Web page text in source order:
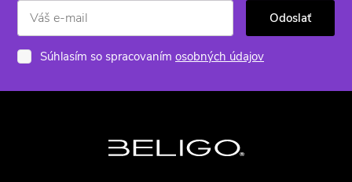
Odoslať
Súhlasím so spracovaním osobných údajov